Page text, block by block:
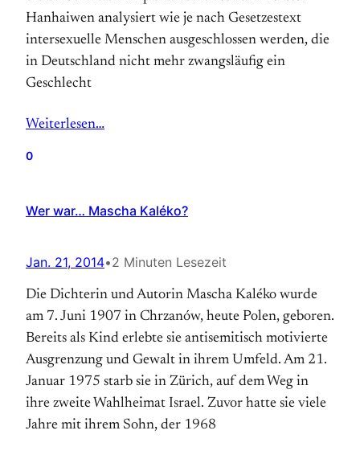
Hanhaiwen analysiert wie je nach Gesetzestext
intersexuelle Menschen ausgeschlossen werden, die
in Deutschland nicht mehr zwangsläufig ein
Geschlecht
Weiterlesen…
0
Wer war… Mascha Kaléko?
Jan. 21, 2014•2 Minuten Lesezeit
Die Dichterin und Autorin Mascha Kaléko wurde
am 7. Juni 1907 in Chrzanów, heute Polen, geboren.
Bereits als Kind erlebte sie antisemitisch motivierte
Ausgrenzung und Gewalt in ihrem Umfeld. Am 21.
Januar 1975 starb sie in Zürich, auf dem Weg in
ihre zweite Wahlheimat Israel. Zuvor hatte sie viele
Jahre mit ihrem Sohn, der 1968